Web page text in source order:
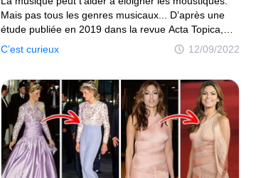
C’est curieux 12/09/2022
Mais pas tous les genres musicaux... D’après une
étude publiée en 2019 dans la revue Acta Topica,
la musique électro pourrait faire fuir les insectes.
C’est parce qu’elle combine des fréquences hautes
et présente des tonalités croissantes tout au long
d’une chanson. Imagine que tu te trouves dans une
pièce sombre, sans lumière, et que tu y passes
quelques minutes les yeux fermés. Que t’attends-tu
à voir une fois que tu auras ouvert les yeux ? Le noir
complet ? Voici une surprise pour toi : ce que
tu verras en réalité, c’est une sorte de gris foncé.